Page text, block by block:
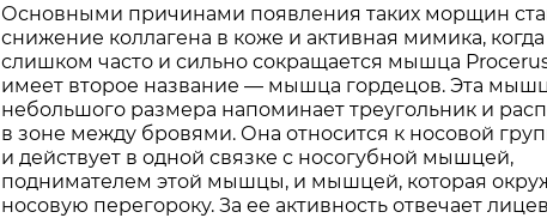
Основными причинами появления таких морщин
снижение коллагена в коже и активная мимика, когда
слишком часто и сильно сокращается мышца
имеет второе название — мышца гордецов. Эта
небольшого размера напоминает треугольник и
в зоне между бровями. Она относится к носовой
и действует в одной связке с носогубной мышцей,
поднимателем этой мышцы, и мышцей, которая
носовую перегороку. За ее активность отвечает